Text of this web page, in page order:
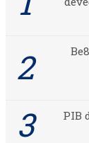
PIB